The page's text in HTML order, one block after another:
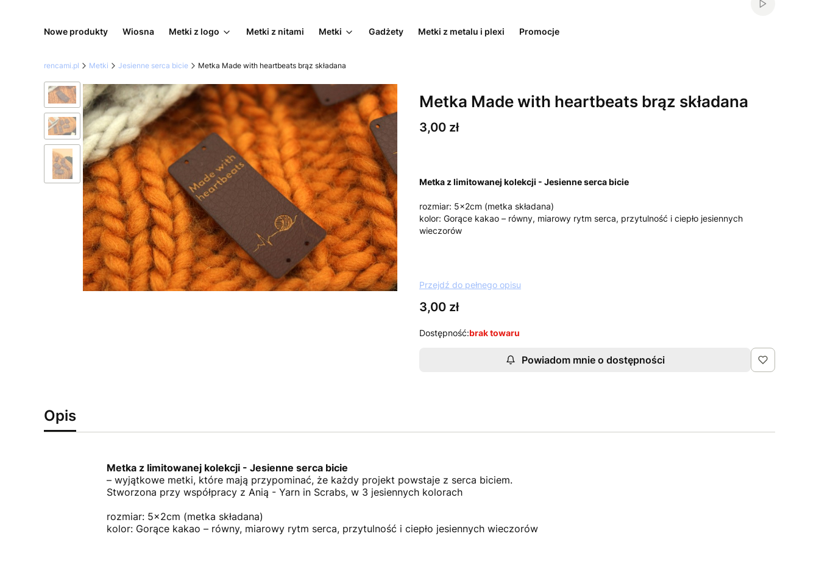
Włącz
Nowe produkty Wiosna Metki z logo Metki z nitami Metki Gadżety Metki z metalu i plexi Promocje
rencami.pl Metki Jesienne serca bicie Metka Made with heartbeats brąz składana
Metka Made with heartbeats brąz składana
Cena
3,00 zł
Metka z limitowanej kolekcji - Jesienne serca bicie
rozmiar: 5x2cm (metka składana)
kolor: Gorące kakao – równy, miarowy rytm serca, przytulność i ciepło jesiennych
wieczorów
Przejdź do pełnego opisu
Cena
3,00 zł
Dostępność:brak towaru
Powiadom mnie o dostępności
Opis
Metka z limitowanej kolekcji - Jesienne serca bicie
– wyjątkowe metki, które mają przypominać, że każdy projekt powstaje z serca biciem.
Stworzona przy współpracy z Anią - Yarn in Scrabs, w 3 jesiennych kolorach
rozmiar: 5x2cm (metka składana)
kolor: Gorące kakao – równy, miarowy rytm serca, przytulność i ciepło jesiennych wieczorów